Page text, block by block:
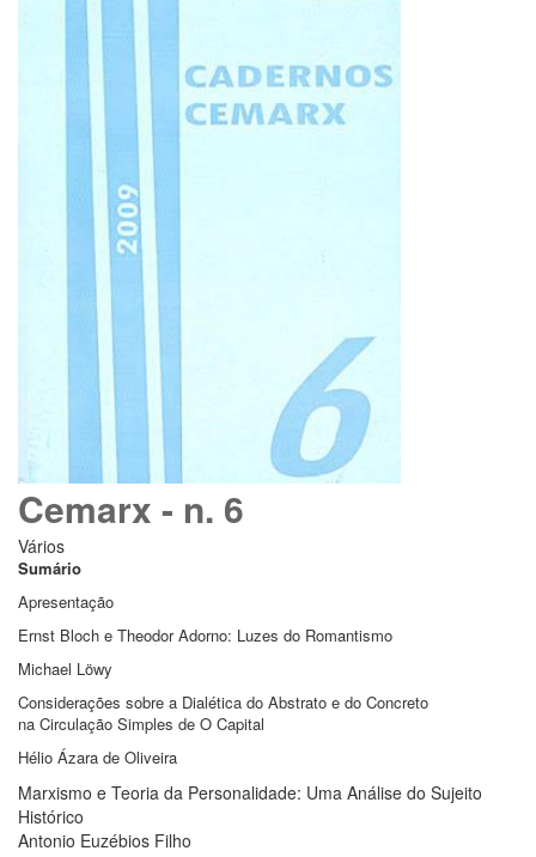
Cemarx - n. 6
Vários
Sumário
Apresentação
Ernst Bloch e Theodor Adorno: Luzes do Romantismo
Michael Löwy
Considerações sobre a Dialética do Abstrato e do Concreto
na Circulação Simples de O Capital
Hélio Ázara de Oliveira
Marxismo e Teoria da Personalidade: Uma Análise do Sujeito
Histórico
Antonio Euzébios Filho